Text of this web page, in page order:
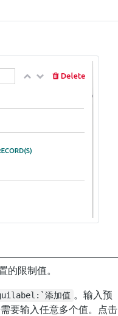
的限制值。
添加值 。输入预
要输入任意多个值。点击